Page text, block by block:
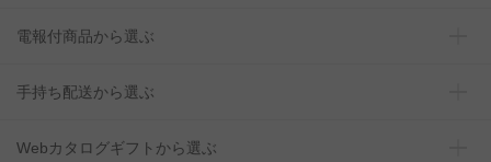
電報付商品から選ぶ
手持ち配送から選ぶ
Webカタログギフトから選ぶ